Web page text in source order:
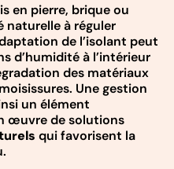
en pierre, brique ou
à réguler
de l’isolant peut
d’humidité à l’intérieur
des matériaux
Une gestion
un élément
œuvre de solutions
qui favorisent la